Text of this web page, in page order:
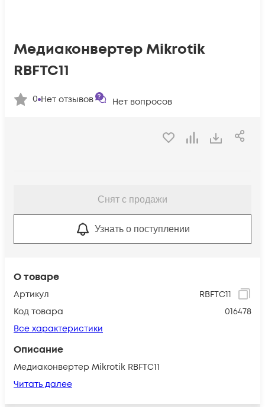
О товаре
Артикул
RBFTC11
Код товара
016478
Все характеристики
Описание
Медиаконвертер Mikrotik RBFTC11
Читать далее
Медиаконвертер Mikrotik
RBFTC11
0 Нет отзывов Нет вопросов
Снят с продажи
Узнать о поступлении